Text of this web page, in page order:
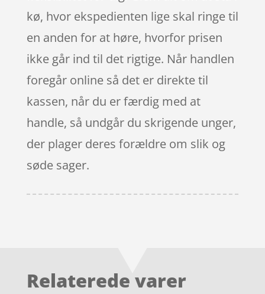
kø, hvor ekspedienten lige skal ringe til
en anden for at høre, hvorfor prisen
ikke går ind til det rigtige. Når handlen
foregår online så det er direkte til
kassen, når du er færdig med at
handle, så undgår du skrigende unger,
der plager deres forældre om slik og
søde sager.
Relaterede varer